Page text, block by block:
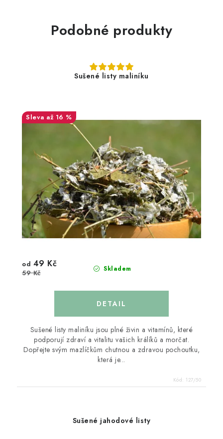
Podobné produkty
Sušené listy maliníku
až 16 %
Skladem
od 49 Kč
59 Kč
Sušené listy maliníku jsou plné živin a vitamínů, které
podporují zdraví a vitalitu vašich králíků a morčat.
Dopřejte svým mazlíčkům chutnou a zdravou pochoutku,
která je...
Kód: 127/50
Sušené jahodové listy